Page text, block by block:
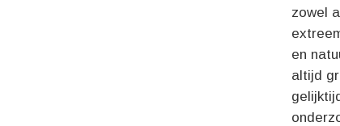
zowel
en
altijd